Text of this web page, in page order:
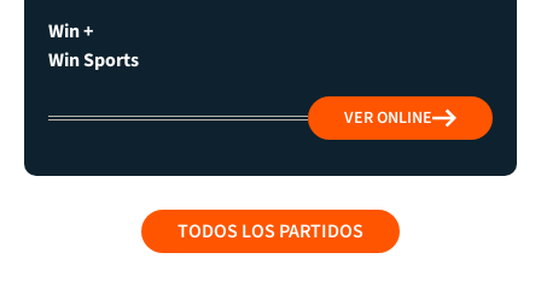
Win +
Win Sports
VER ONLINE
TODOS LOS PARTIDOS